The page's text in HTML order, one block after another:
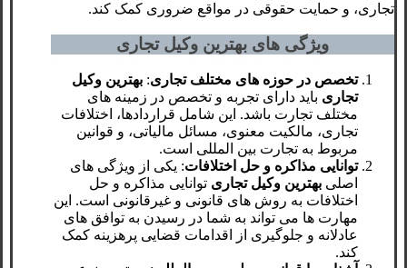
تجاری، و حمایت حقوقی در مواقع ضروری کمک کند.
ویژگی‌ های بهترین وکیل تجاری
تخصص در حوزه ‌های مختلف تجاری: بهترین وکیل
تجاری باید دارای تجربه و تخصص در زمینه ‌های
مختلف تجارت باشد. این شامل قراردادها، اختلافات
تجاری، مالکیت معنوی، مسائل مالیاتی، و قوانین
مربوط به تجارت بین ‌المللی است.
توانایی مذاکره و حل اختلافات: یکی از ویژگی ‌های
اصلی بهترین وکیل تجاری توانایی مذاکره و حل
اختلافات به روش ‌های قانونی و غیرقانونی است. این
مهارت ‌ها می‌ تواند به شما در رسیدن به توافق‌ های
عادلانه و جلوگیری از اقدامات قضایی پرهزینه کمک
کند.